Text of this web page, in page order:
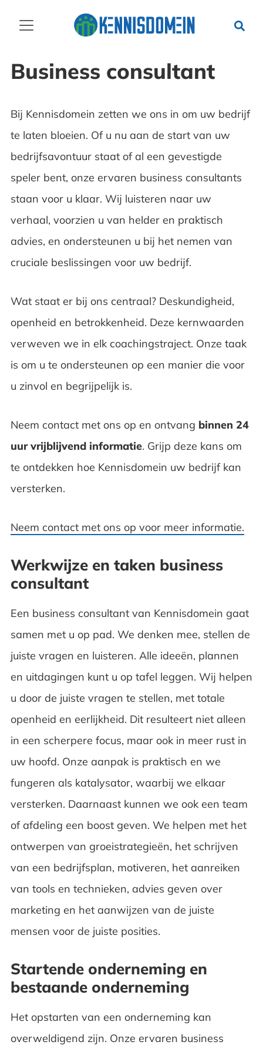
Business consultant
Bij Kennisdomein zetten we ons in om uw bedrijf
te laten bloeien. Of u nu aan de start van uw
bedrijfsavontuur staat of al een gevestigde
speler bent, onze ervaren business consultants
staan voor u klaar. Wij luisteren naar uw
verhaal, voorzien u van helder en praktisch
advies, en ondersteunen u bij het nemen van
cruciale beslissingen voor uw bedrijf.
Wat staat er bij ons centraal? Deskundigheid,
openheid en betrokkenheid. Deze kernwaarden
verweven we in elk coachingstraject. Onze taak
is om u te ondersteunen op een manier die voor
u zinvol en begrijpelijk is.
Neem contact met ons op en ontvang binnen 24
uur vrijblijvend informatie. Grijp deze kans om
te ontdekken hoe Kennisdomein uw bedrijf kan
versterken.
Neem contact met ons op voor meer informatie.
Werkwijze en taken business
consultant
Een business consultant van Kennisdomein gaat
samen met u op pad. We denken mee, stellen de
juiste vragen en luisteren. Alle ideeën, plannen
en uitdagingen kunt u op tafel leggen. Wij helpen
u door de juiste vragen te stellen, met totale
openheid en eerlijkheid. Dit resulteert niet alleen
in een scherpere focus, maar ook in meer rust in
uw hoofd. Onze aanpak is praktisch en we
fungeren als katalysator, waarbij we elkaar
versterken. Daarnaast kunnen we ook een team
of afdeling een boost geven. We helpen met het
ontwerpen van groeistrategieën, het schrijven
van een bedrijfsplan, motiveren, het aanreiken
van tools en technieken, advies geven over
marketing en het aanwijzen van de juiste
mensen voor de juiste posities.
Startende onderneming en
bestaande onderneming
Het opstarten van een onderneming kan
overweldigend zijn. Onze ervaren business